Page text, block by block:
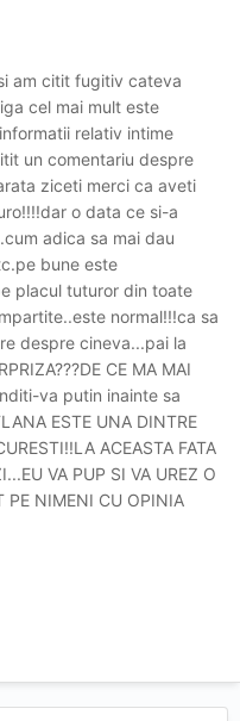
am citit fugitiv cateva
cel mai mult este
relativ intime
un comentariu despre
ziceti merci ca aveti
o data ce si-a
adica sa mai dau
bune este
placul tuturor din toate
normal!!!ca sa
despre cineva...pai la
CE MA MAI
va putin inainte sa
ESTE UNA DINTRE
ACEASTA FATA
VA PUP SI VA UREZ O
PE NIMENI CU OPINIA